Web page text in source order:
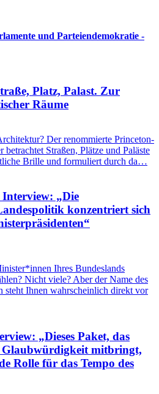
und Parteiendemokratie -
Platz, Palast. Zur
Räume
Der renommierte Princeton-
Straßen, Plätze und Paläste
Brille und formuliert durch da…
„Die
konzentriert sich
Ihres Bundeslands
Nicht viele? Aber der Name des
steht Ihnen wahrscheinlich direkt vor
„Dieses Paket, das
Glaubwürdigkeit mitbringt,
Rolle für das Tempo des